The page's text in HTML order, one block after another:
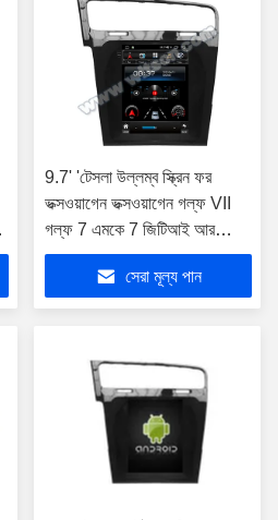
9.7' 'টেসলা উল্লম্ব স্ক্রিন ফর
ভক্সওয়াগেন ভক্সওয়াগেন গল্ফ VII
গল্ফ 7 এমকে 7 জিটিআই আর
2012-2020 বাম হাতের ড্রাইভার
অ্যান্ড্রয়েড গাড়ি মাল্টিমিড
সেরা মূল্য পান